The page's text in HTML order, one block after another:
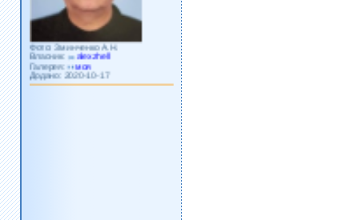
Власник:
alexzhell
Галерея:
моя
Додано: 2020-10-17